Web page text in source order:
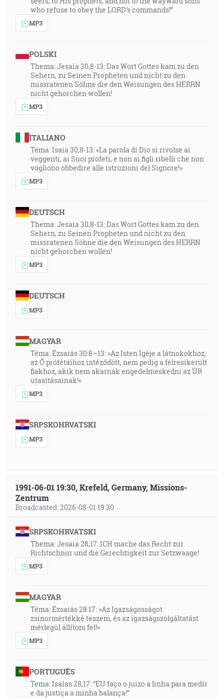
who refuse to obey the LORD’s commands!”
MP3
POLSKI
Thema: Jesaia 30,8-13: Das Wort Gottes kam zu den
Sehern, zu Seinen Propheten und nicht zu den
missratenen Söhne die den Weisungen des HERRN
nicht gehorchen wollen!
MP3
ITALIANO
Tema: Isaia 30,8-13: «La parola di Dio si rivolse ai
veggenti, ai Suoi profeti, e non ai figli ribelli che non
vogliono obbedire alle istruzioni del Signore!»
MP3
DEUTSCH
Thema: Jesaia 30,8-13: Das Wort Gottes kam zu den
Sehern, zu Seinen Propheten und nicht zu den
missratenen Söhne die den Weisungen des HERRN
nicht gehorchen wollen!
MP3
DEUTSCH
MP3
MAGYAR
Téma: Ézsaiás 30:8–13: »Az Isten Igéje a látnokokhoz,
az Ő prófétáihoz intéződött, nem pedig a félresikerült
fiakhoz, akik nem akarnak engedelmeskedni az ÚR
utasításainak!«
MP3
SRPSKOHRVATSKI
MP3
1991-06-01 19:30, Krefeld, Germany, Missions-
Zentrum
Broadcasted: 2026-08-01 19:30
SRPSKOHRVATSKI
Thema: Jesaia 28,17: ICH mache das Recht zur
Richtschnur und die Gerechtigkeit zur Setzwaage!
MP3
MAGYAR
Téma: Ézsaiás 28:17: »Az Igazságosságot
zsinormértékké teszem, és az igazságszolgáltatást
mérlegül állítom fel!«
MP3
PORTUGUÊS
Tema: Isaías 28,17: “EU faço o juizo a linha para medir
e da justiça a minha balança!”